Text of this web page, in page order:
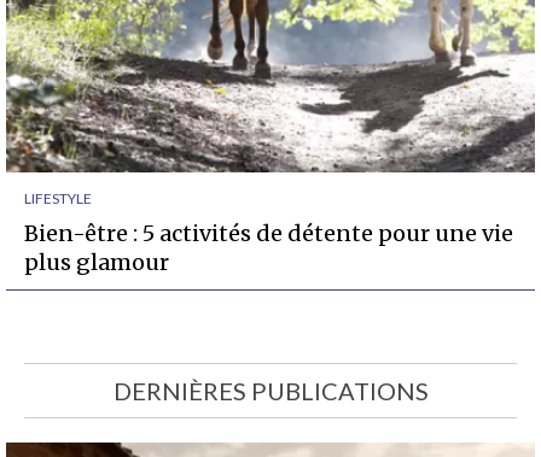
LIFESTYLE
Bien-être : 5 activités de détente pour une vie
plus glamour
DERNIÈRES PUBLICATIONS